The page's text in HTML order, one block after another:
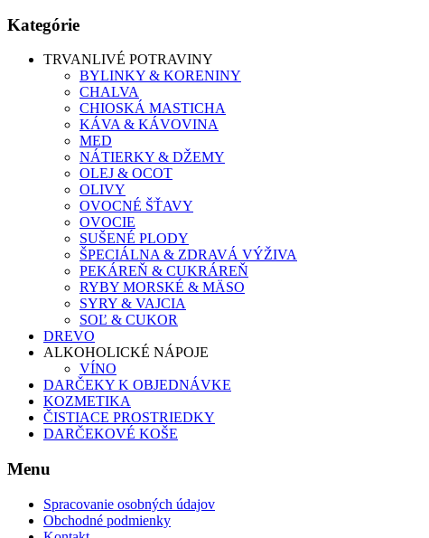
Kategórie
TRVANLIVÉ POTRAVINY
BYLINKY & KORENINY
CHALVA
CHIOSKÁ MASTICHA
KÁVA & KÁVOVINA
MED
NÁTIERKY & DŽEMY
OLEJ & OCOT
OLIVY
OVOCNÉ ŠŤAVY
OVOCIE
SUŠENÉ PLODY
ŠPECIÁLNA & ZDRAVÁ VÝŽIVA
PEKÁREŇ & CUKRÁREŇ
RYBY MORSKÉ & MÄSO
SYRY & VAJCIA
SOĽ & CUKOR
DREVO
ALKOHOLICKÉ NÁPOJE
VÍNO
DARČEKY K OBJEDNÁVKE
KOZMETIKA
ČISTIACE PROSTRIEDKY
DARČEKOVÉ KOŠE
Menu
Spracovanie osobných údajov
Obchodné podmienky